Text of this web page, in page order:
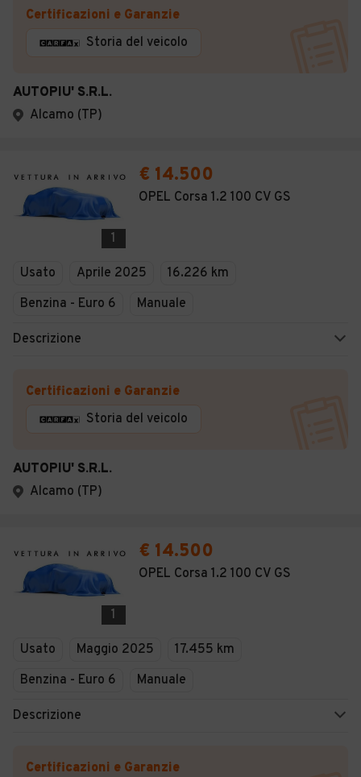
Certificazioni e Garanzie
Storia del veicolo
AUTOPIU' S.R.L.
Alcamo (TP)
1
€ 14.500
OPEL Corsa 1.2 100 CV GS
Usato Aprile 2025
16.226 km
Benzina - Euro 6
Manuale
Descrizione
Certificazioni e Garanzie
Storia del veicolo
AUTOPIU' S.R.L.
Alcamo (TP)
1
€ 14.500
OPEL Corsa 1.2 100 CV GS
Usato Maggio 2025
17.455 km
Benzina - Euro 6
Manuale
Descrizione
Certificazioni e Garanzie